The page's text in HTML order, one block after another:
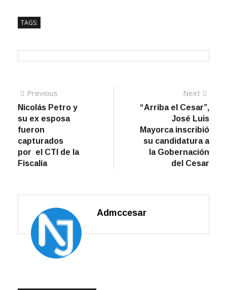
TAGS:
Navegación
de
entradas
Previous
post:
Nicolás Petro y
su ex esposa
fueron
capturados
por el CTI de la
Fiscalía
Next
“Arriba el Cesar”,
José Luis
Mayorca inscribió
su candidatura a
la Gobernación
del Cesar
Admccesar